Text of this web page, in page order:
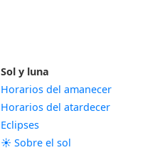
Sol y luna
Horarios del amanecer
Horarios del atardecer
Eclipses
☀️ Sobre el sol